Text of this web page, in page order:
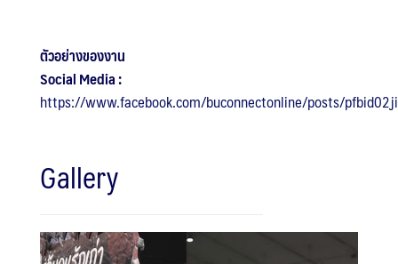
ตัวอย่างของงาน
Social Media :
https://www.facebook.com/buconnectonline/posts/
Gallery